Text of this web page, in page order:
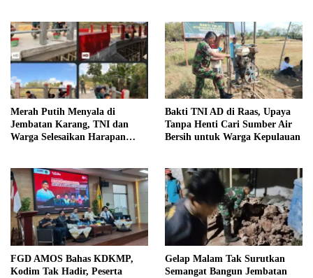
Merah Putih Menyala di
Jembatan Karang, TNI dan
Warga Selesaikan Harapan
Bakti TNI AD di Raas, Upaya
Tanpa Henti Cari Sumber Air
Bersih untuk Warga Kepulauan
FGD AMOS Bahas KDKMP,
Kodim Tak Hadir, Peserta
Gelap Malam Tak Surutkan
Semangat Bangun Jembatan